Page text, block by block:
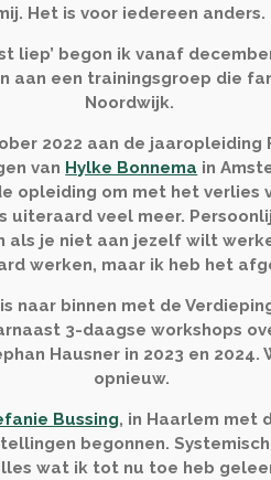
Het is voor iedereen anders.
liep’ begon ik vanaf
aan een trainingsgroep die
Noordwijk.
2022 aan de
van Hylke Bonnema in
opleiding om met het verlies
uiteraard veel meer.
als je niet aan jezelf wilt
werken, maar ik heb het
naar binnen met de
3-daagse workshops
Hausner in 2023 en 2024.
opnieuw.
Bussing, in Haarlem met
begonnen.
wat ik tot nu toe heb